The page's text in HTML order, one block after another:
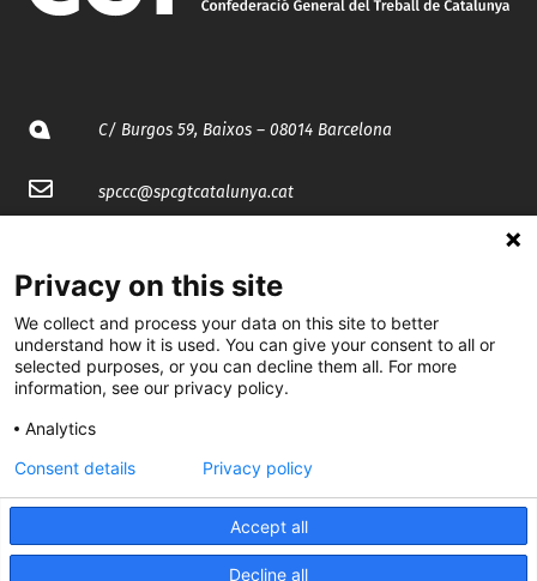
C/ Burgos 59, Baixos – 08014 Barcelona
spccc@spcgtcatalunya.cat
@CGTCatalunya
cgtcatalunya
cgtcatalunya
Desenvolupat per
Privacy on this site
We collect and process your data on this site to better
understand how it is used. You can give your consent to all or
selected purposes, or you can decline them all. For more
information, see our privacy policy.
Analytics
Accept all
Decline all
Consent details Privacy policy